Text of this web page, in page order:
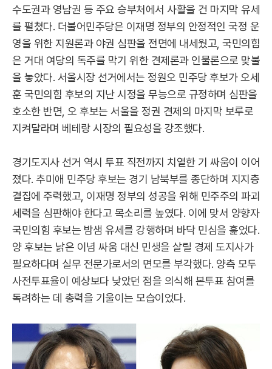
수도권과 영남권 등 주요 승부처에서 사활을 건 마지막 유세
를 펼쳤다. 더불어민주당은 이재명 정부의 안정적인 국정 운
영을 위한 지원론과 야권 심판을 전면에 내세웠고, 국민의힘
은 거대 여당의 독주를 막기 위한 견제론과 인물론으로 맞불
을 놓았다. 서울시장 선거에서는 정원오 민주당 후보가 오세
훈 국민의힘 후보의 지난 시정을 무능으로 규정하며 심판을
호소한 반면, 오 후보는 서울을 정권 견제의 마지막 보루로
지켜달라며 베테랑 시장의 필요성을 강조했다.
경기도지사 선거 역시 투표 직전까지 치열한 기 싸움이 이어
졌다. 추미애 민주당 후보는 경기 남북부를 종단하며 지지층
결집에 주력했고, 이재명 정부의 성공을 위해 민주주의 파괴
세력을 심판해야 한다고 목소리를 높였다. 이에 맞서 양향자
국민의힘 후보는 밤샘 유세를 강행하며 바닥 민심을 훑었다.
양 후보는 낡은 이념 싸움 대신 민생을 살릴 경제 도지사가
필요하다며 실무 전문가로서의 면모를 부각했다. 양측 모두
사전투표율이 예상보다 낮았던 점을 의식해 본투표 참여를
독려하는 데 총력을 기울이는 모습이었다.